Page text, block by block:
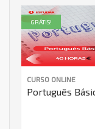
CURSO ONLINE
Português
GRÁTIS!